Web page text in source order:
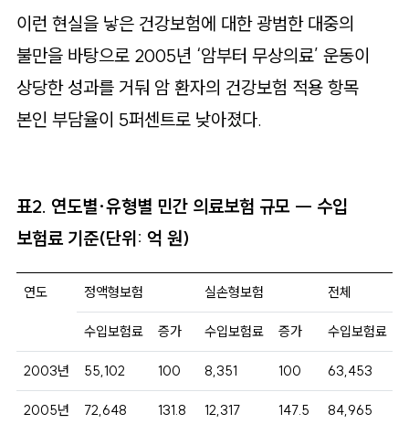
이런 현실을 낳은 건강보험에 대한 광범한 대중의
불만을 바탕으로 2005년 ‘암부터 무상의료’ 운동이
상당한 성과를 거둬 암 환자의 건강보험 적용 항목
본인 부담율이 5퍼센트로 낮아졌다.
표2. 연도별·유형별 민간 의료보험 규모 ― 수입
보험료 기준(단위: 억 원)
연도 정액형보험 실손형보험 전체
수입보험료 증가 수입보험료 증가 수입보험료
2003년 55,102 100 8,351 100 63,453
2005년 72,648 131.8 12,317 147.5 84,965